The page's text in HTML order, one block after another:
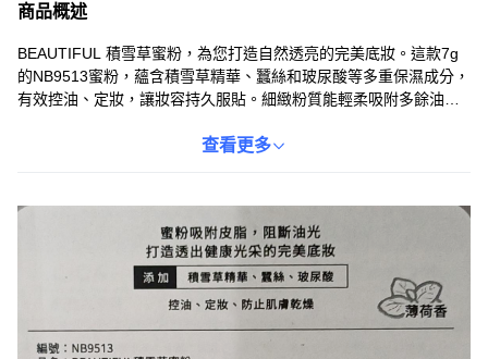
商品概述
BEAUTIFUL 積雪草蜜粉，為您打造自然透亮的完美底妝。這款7g
的NB9513蜜粉，蘊含積雪草精華、蠶絲和玻尿酸等多重保濕成分，
有效控油、定妝，讓妝容持久服貼。細緻粉質能輕柔吸附多餘油
為您帶來舒適的上妝體驗。Coupang 嚴選正品，讓您買得安心，快
查看更多